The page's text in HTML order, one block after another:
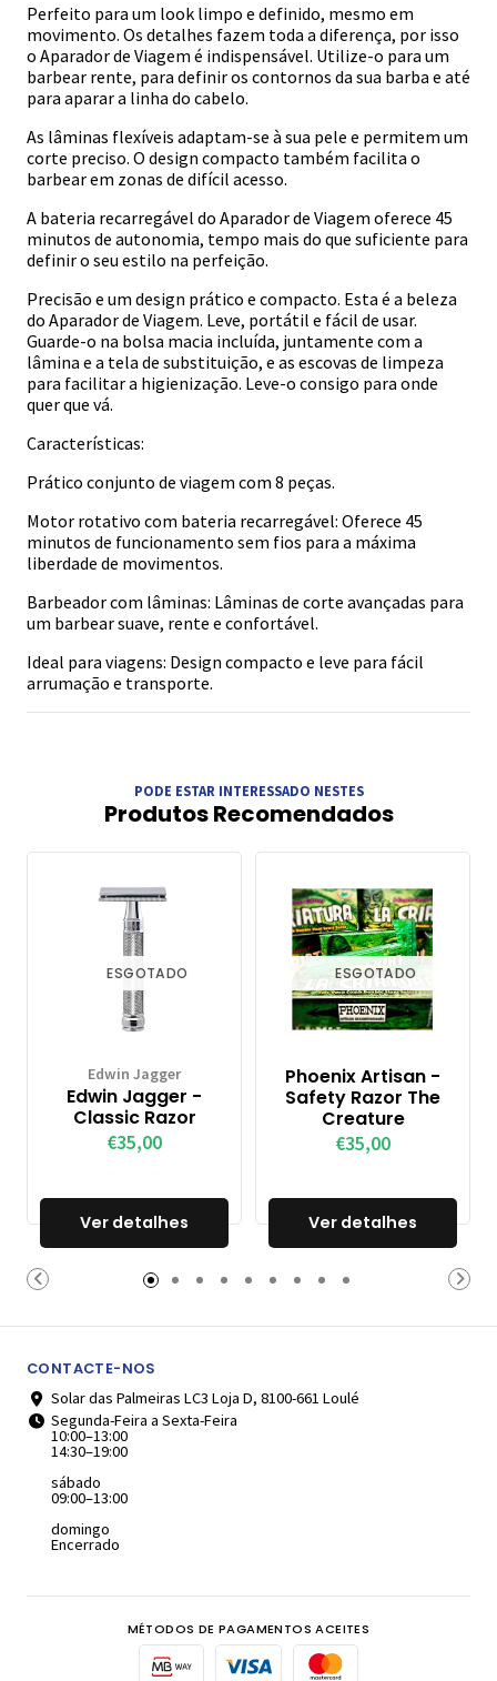
Perfeito para um look limpo e definido, mesmo em
movimento. Os detalhes fazem toda a diferença, por isso
o Aparador de Viagem é indispensável. Utilize-o para um
barbear rente, para definir os contornos da sua barba e até
para aparar a linha do cabelo.
As lâminas flexíveis adaptam-se à sua pele e permitem um
corte preciso. O design compacto também facilita o
barbear em zonas de difícil acesso.
A bateria recarregável do Aparador de Viagem oferece 45
minutos de autonomia, tempo mais do que suficiente para
definir o seu estilo na perfeição.
Precisão e um design prático e compacto. Esta é a beleza
do Aparador de Viagem. Leve, portátil e fácil de usar.
Guarde-o na bolsa macia incluída, juntamente com a
lâmina e a tela de substituição, e as escovas de limpeza
para facilitar a higienização. Leve-o consigo para onde
quer que vá.
Características:
Prático conjunto de viagem com 8 peças.
Motor rotativo com bateria recarregável: Oferece 45
minutos de funcionamento sem fios para a máxima
liberdade de movimentos.
Barbeador com lâminas: Lâminas de corte avançadas para
um barbear suave, rente e confortável.
Ideal para viagens: Design compacto e leve para fácil
arrumação e transporte.
PODE ESTAR INTERESSADO NESTES
Produtos Recomendados
ESGOTADO
Edwin Jagger
Edwin Jagger -
Classic Razor
€35,00
Ver detalhes
ESGOTADO
Phoenix Artisan -
Safety Razor The
Creature
€35,00
Ver detalhes
CONTACTE-NOS
Solar das Palmeiras LC3 Loja D, 8100-661 Loulé
Segunda-Feira a Sexta-Feira
10:00–13:00
14:30–19:00
sábado
09:00–13:00
domingo
Encerrado
MÉTODOS DE PAGAMENTOS ACEITES